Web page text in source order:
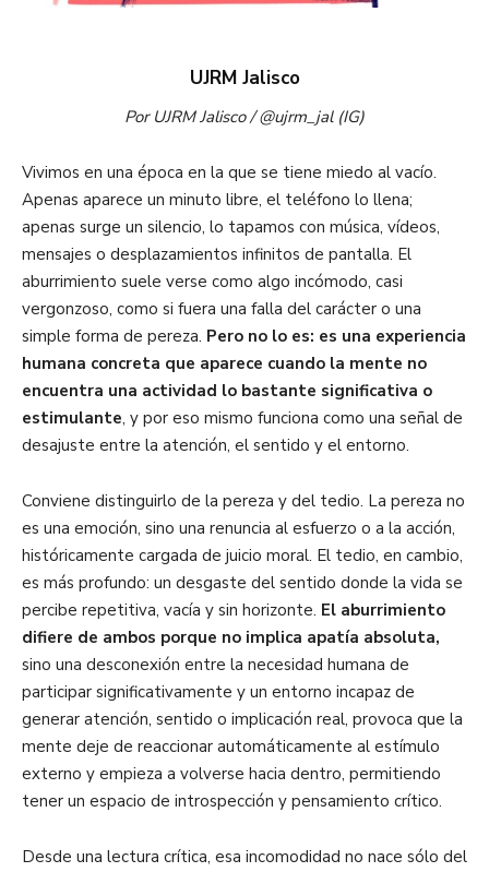
UJRM Jalisco
Por UJRM Jalisco / @ujrm_jal (IG)
Vivimos en una época en la que se tiene miedo al vacío.
Apenas aparece un minuto libre, el teléfono lo llena;
apenas surge un silencio, lo tapamos con música, vídeos,
mensajes o desplazamientos infinitos de pantalla. El
aburrimiento suele verse como algo incómodo, casi
vergonzoso, como si fuera una falla del carácter o una
simple forma de pereza. Pero no lo es: es una experiencia
humana concreta que aparece cuando la mente no
encuentra una actividad lo bastante significativa o
estimulante, y por eso mismo funciona como una señal de
desajuste entre la atención, el sentido y el entorno.
Conviene distinguirlo de la pereza y del tedio. La pereza no
es una emoción, sino una renuncia al esfuerzo o a la acción,
históricamente cargada de juicio moral. El tedio, en cambio,
es más profundo: un desgaste del sentido donde la vida se
percibe repetitiva, vacía y sin horizonte. El aburrimiento
difiere de ambos porque no implica apatía absoluta,
sino una desconexión entre la necesidad humana de
participar significativamente y un entorno incapaz de
generar atención, sentido o implicación real, provoca que la
mente deje de reaccionar automáticamente al estímulo
externo y empieza a volverse hacia dentro, permitiendo
tener un espacio de introspección y pensamiento crítico.
Desde una lectura crítica, esa incomodidad no nace sólo del